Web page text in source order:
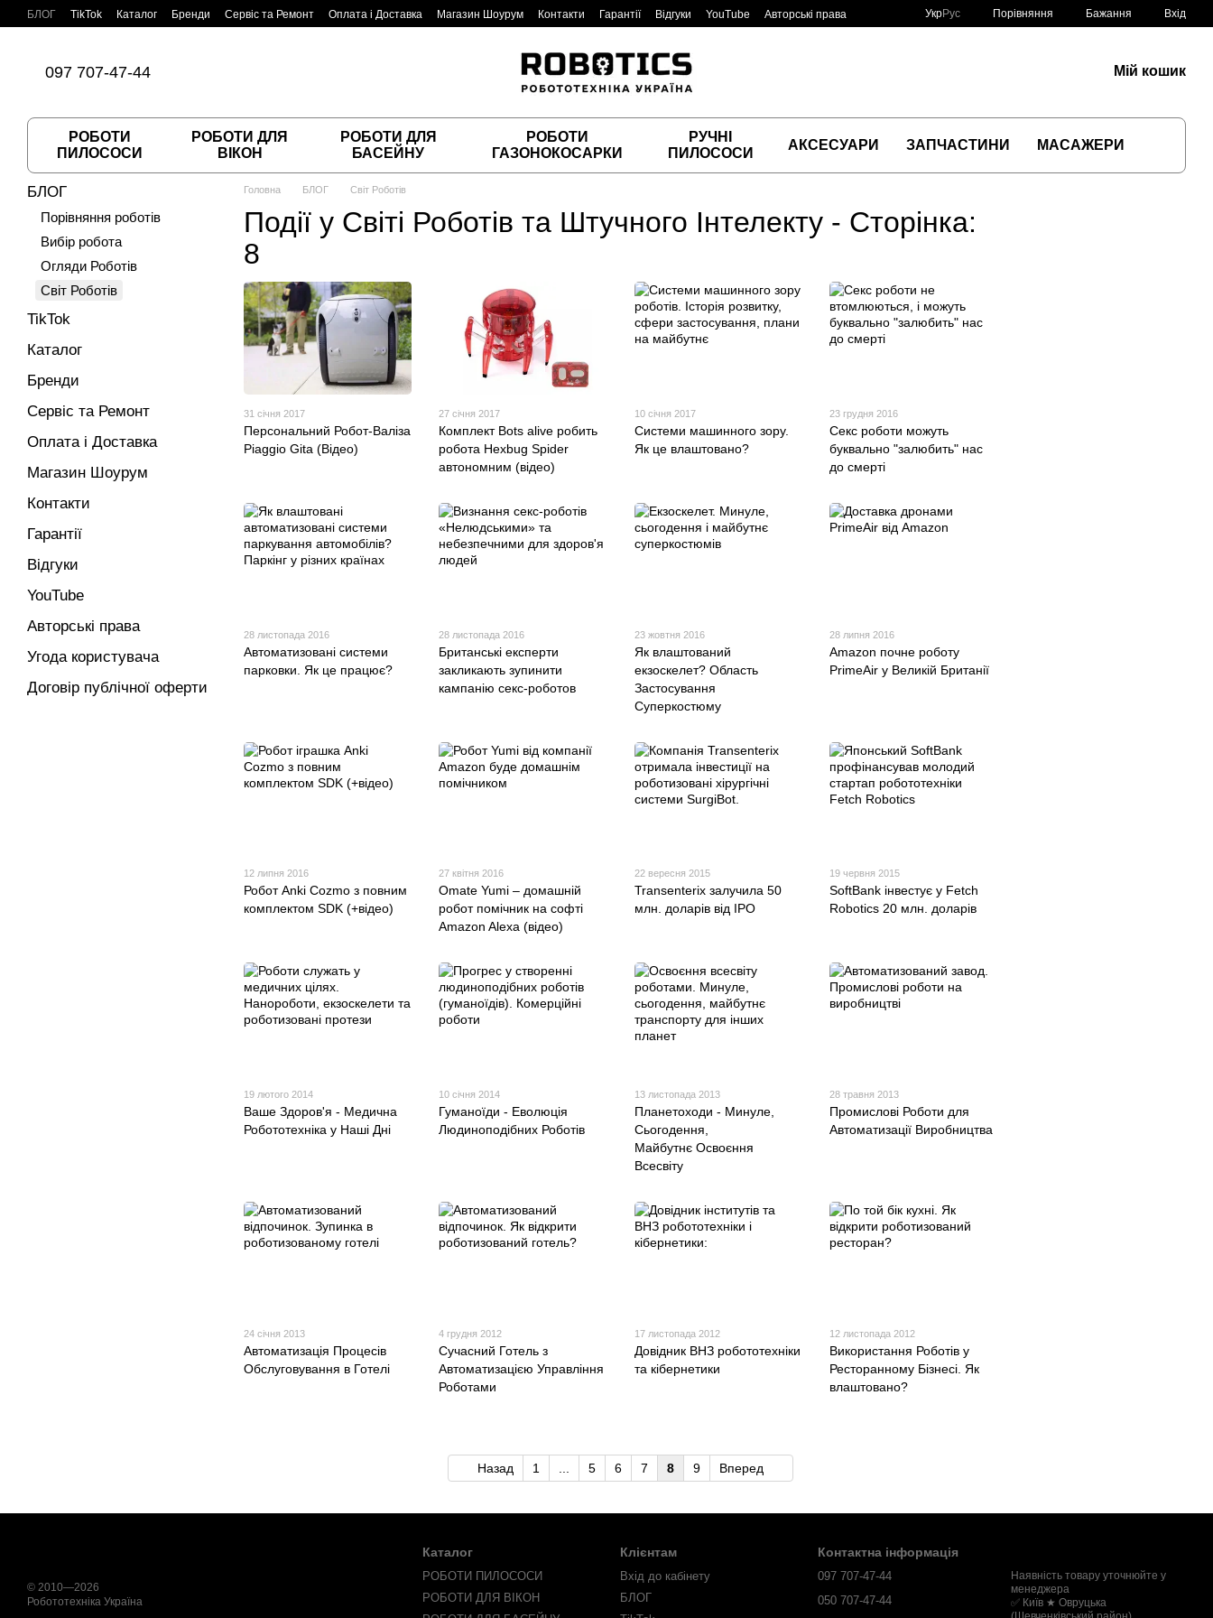
Перейти до основного контенту
БЛОГ TikTok Каталог Бренди Сервіс та Ремонт Оплата і Доставка Магазин Шоурум Контакти Гарантії Відгуки YouTube
Авторські права
УкрРус Порівняння Бажання Вхід
097 707-47-44 Мій кошик
РОБОТИ
ПИЛОСОСИ
РОБОТИ ДЛЯ
ВІКОН
РОБОТИ ДЛЯ
БАСЕЙНУ
РОБОТИ
ГАЗОНОКОСАРКИ
РУЧНІ
ПИЛОСОСИ
АКСЕСУАРИ ЗАПЧАСТИНИ МАСАЖЕРИ
Головна БЛОГ Світ Роботів
Події у Світі Роботів та Штучного Інтелекту - Сторінка:
8
31 січня 2017
Персональний Робот-Валіза
Piaggio Gita (Відео)
27 січня 2017
Комплект Bots alive робить
робота Hexbug Spider
автономним (відео)
10 січня 2017
Системи машинного зору.
Як це влаштовано?
23 грудня 2016
Секс роботи можуть
буквально "залюбить" нас
до смерті
28 листопада 2016
Автоматизовані системи
парковки. Як це працює?
28 листопада 2016
Британські експерти
закликають зупинити
кампанію секс-роботов
23 жовтня 2016
Як влаштований
екзоскелет? Область
Застосування
Суперкостюму
28 липня 2016
Amazon почне роботу
PrimeAir у Великій Британії
12 липня 2016
Робот Anki Cozmo з повним
комплектом SDK (+відео)
27 квітня 2016
Omate Yumi – домашній
робот помічник на софті
Amazon Alexa (відео)
22 вересня 2015
Transenterix залучила 50
млн. доларів від IPO
19 червня 2015
SoftBank інвестує у Fetch
Robotics 20 млн. доларів
19 лютого 2014
Ваше Здоров'я - Медична
Робототехніка у Наші Дні
10 січня 2014
Гуманоїди - Еволюція
Людиноподібних Роботів
13 листопада 2013
Планетоходи - Минуле,
Сьогодення,
Майбутнє Освоєння
Всесвіту
28 травня 2013
Промислові Роботи для
Автоматизації Виробництва
24 січня 2013
Автоматизація Процесів
Обслуговування в Готелі
4 грудня 2012
Сучасний Готель з
Автоматизацією Управління
Роботами
17 листопада 2012
Довідник ВНЗ робототехніки
та кібернетики
12 листопада 2012
Використання Роботів у
Ресторанному Бізнесі. Як
влаштовано?
Назад 1 5 6 7 8 9 Вперед
БЛОГ
Порівняння роботів
Вибір робота
Огляди Роботів
Світ Роботів
TikTok
Каталог
Бренди
Сервіс та Ремонт
Оплата і Доставка
Магазин Шоурум
Контакти
Гарантії
Відгуки
YouTube
Авторські права
Угода користувача
Договір публічної оферти
© 2010—2026
Робототехніка Україна
Каталог
РОБОТИ ПИЛОСОСИ
РОБОТИ ДЛЯ ВІКОН
Клієнтам
Вхід до кабінету
БЛОГ
Контактна інформація
097 707-47-44
050 707-47-44
Наявність товару уточнюйте у
менеджера
✅ Київ ★ Овруцька